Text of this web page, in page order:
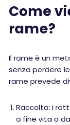
Come
rame?
Il rame è un
senza perdere
rame prevede
Raccolta: i
a fine vita o